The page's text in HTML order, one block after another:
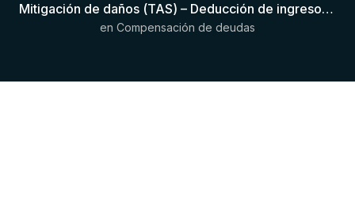
Mitigación de daños (TAS) – Deducción de ingresos comprobados según el artículo 6(2)(b) del Anexo 2 RSTP FIFA
en Compensación de deudas